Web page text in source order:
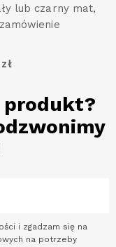
lub czarny mat,
produkt?
i zgadzam się na
na potrzeby